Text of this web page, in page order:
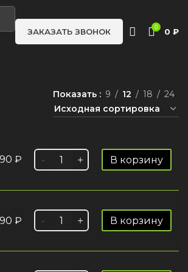
ЗАКАЗАТЬ ЗВОНОК 0 0 ₽
Показать 9 12 18 24
₽ В корзину
₽ В корзину